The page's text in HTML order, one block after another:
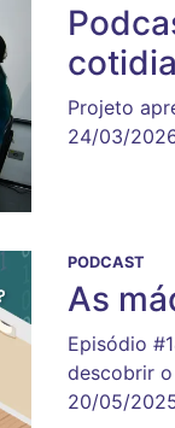
Projeto
24/03/
PODCAST
As
Episódio
descobrir
20/05/